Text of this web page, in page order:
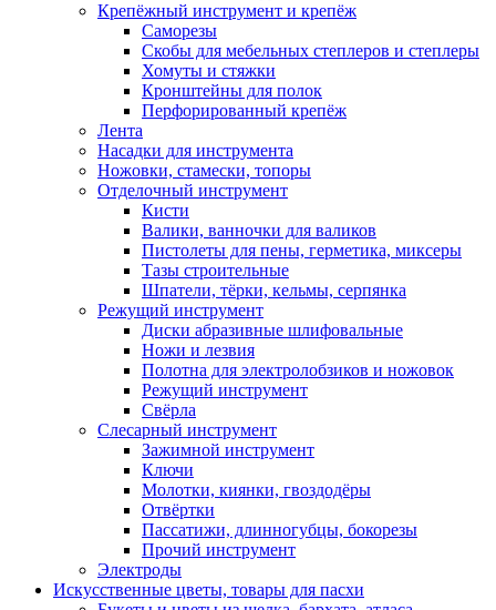
Крепёжный инструмент и крепёж
Саморезы
Скобы для мебельных степлеров и степлеры
Хомуты и стяжки
Кронштейны для полок
Перфорированный крепёж
Лента
Насадки для инструмента
Ножовки, стамески, топоры
Отделочный инструмент
Кисти
Валики, ванночки для валиков
Пистолеты для пены, герметика, миксеры
Тазы строительные
Шпатели, тёрки, кельмы, серпянка
Режущий инструмент
Диски абразивные шлифовальные
Ножи и лезвия
Полотна для электролобзиков и ножовок
Режущий инструмент
Свёрла
Слесарный инструмент
Зажимной инструмент
Ключи
Молотки, киянки, гвоздодёры
Отвёртки
Пассатижи, длинногубцы, бокорезы
Прочий инструмент
Электроды
Искусственные цветы, товары для пасхи